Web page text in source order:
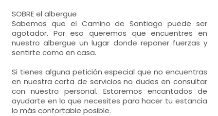
SOBRE el albergue
Sabemos que el Camino de Santiago puede ser
agotador. Por eso queremos que encuentres en
nuestro albergue un lugar donde reponer fuerzas y
sentirte como en casa.
Si tienes alguna petición especial que no encuentras
en nuestra carta de servicios no dudes en consultar
con nuestro personal. Estaremos encantados de
ayudarte en lo que necesites para hacer tu estancia
lo más confortable posible.